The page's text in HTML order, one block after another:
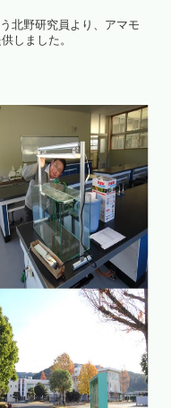
北野研究員より、アマモ
しました。